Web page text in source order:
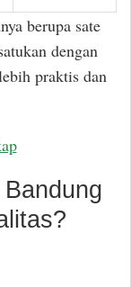
berupa sate
dengan
praktis dan